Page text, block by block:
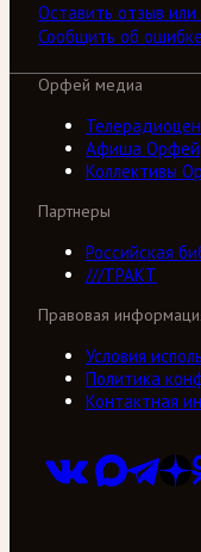
Оставить отзыв
Сообщить об ошибке
Орфей медиа
Афиша Орфей
Коллективы
Партнеры
Российская
///ТРАКТ
Правовая
Условия
Политика
Контактная